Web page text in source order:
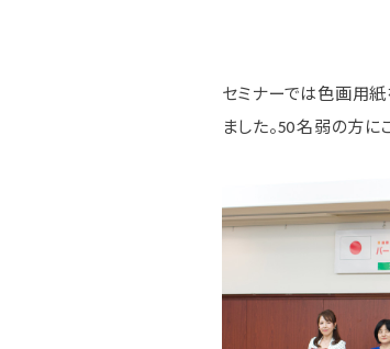
セミナーでは色画用紙
ました。50名弱の方